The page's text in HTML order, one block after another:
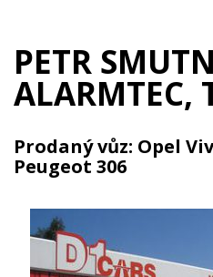
PETR
ALARMTEC,
Prodaný vůz: Opel
Peugeot 306